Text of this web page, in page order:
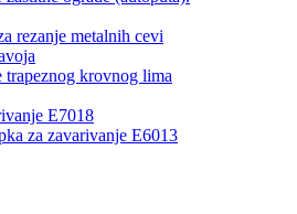
rezanje metalnih cevi
trapeznog krovnog lima
E7018
za zavarivanje E6013